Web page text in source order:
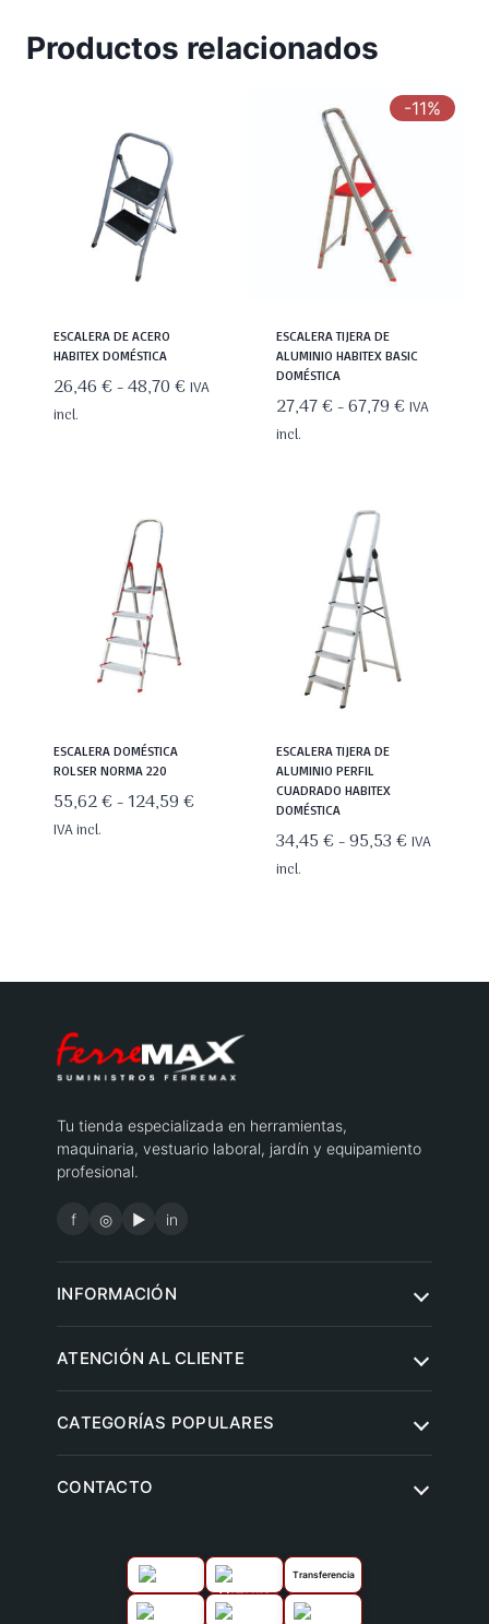
Productos relacionados
ESCALERA DE ACERO
HABITEX DOMÉSTICA
26,46€-48,70€Rango
IVA
incl.
-11%
ESCALERA TIJERA DE
ALUMINIO HABITEX BASIC
DOMÉSTICA
27,47€-67,79€Rango
IVA
incl.
ESCALERA DOMÉSTICA
ROLSER NORMA 220
55,62€-124,59€Rango
IVA incl.
ESCALERA TIJERA DE
ALUMINIO PERFIL
CUADRADO HABITEX
DOMÉSTICA
34,45€-95,53€Rango
hasta
IVA
incl.
Tu tienda especializada en herramientas,
maquinaria, vestuario laboral, jardín y equipamiento
profesional.
f ◎ ▶ in
ATENCIÓN AL CLIENTE
Envíos y entregas
INFORMACIÓN
Aviso legal
CATEGORÍAS POPULARES
Climatización y ventilación
Vestuario laboral y calzado
Transferencia
CONTACTO